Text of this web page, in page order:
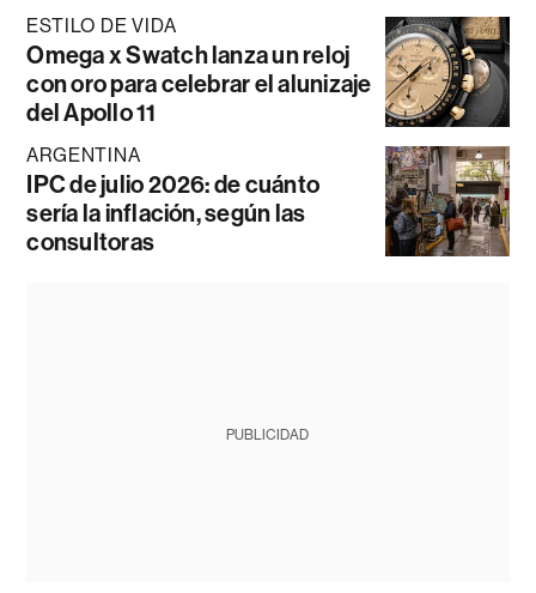
ESTILO DE VIDA
Omega x Swatch lanza un reloj
con oro para celebrar el alunizaje
del Apollo 11
ARGENTINA
IPC de julio 2026: de cuánto
sería la inflación, según las
consultoras
PUBLICIDAD